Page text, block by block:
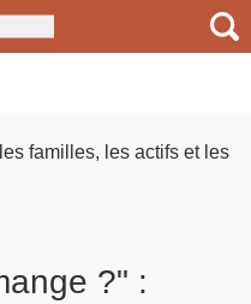
?" :